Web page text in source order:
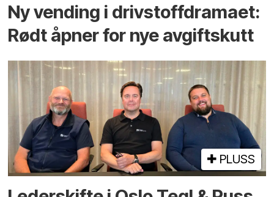
Ny vending i drivstoffdramaet:
Rødt åpner for nye avgiftskutt
PLUSS